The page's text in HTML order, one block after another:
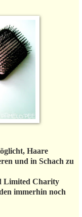
Haare
und in Schach zu
Limited Charity
immerhin noch